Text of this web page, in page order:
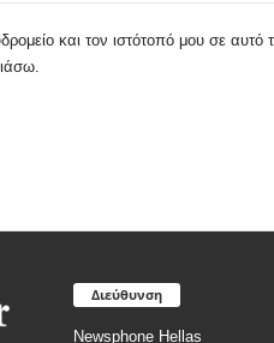
και τον ιστότοπό μου σε αυτό
Διεύθυνση
Newsphone Hellas